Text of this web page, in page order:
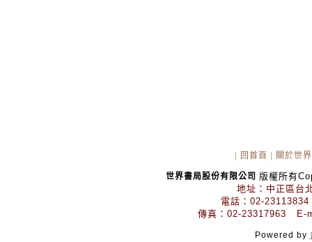
回首頁 關於世界
世界書局股份有限公司 版權所有
地址：中正區台
電話：02-
傳真：02-23317963 E-
Powered by